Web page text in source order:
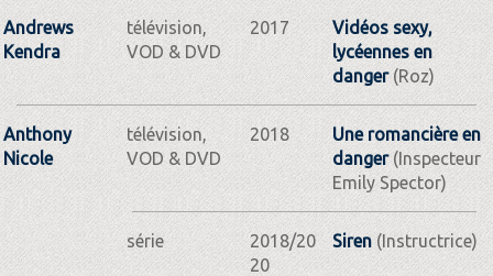
Andrews
Kendra
télévision,
VOD & DVD
2017
Vidéos sexy,
lycéennes en
danger(Roz)
Anthony
Nicole
télévision,
VOD & DVD
2018
Une romancière en
danger(Inspecteur
Emily Spector)
série
2018/20
20
Siren(Instructrice)